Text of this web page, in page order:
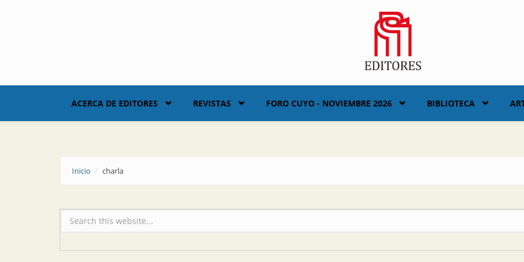
ACERCA DE EDITORES REVISTAS FORO CUYO - NOVIEMBRE 2026 BIBLIOTECA
Inicio charla
Formulario de búsqueda